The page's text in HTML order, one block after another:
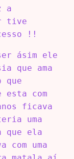
a
tive
!!
ásim ele
que ama
que
esta com
ficava
uma
que ela
com uma